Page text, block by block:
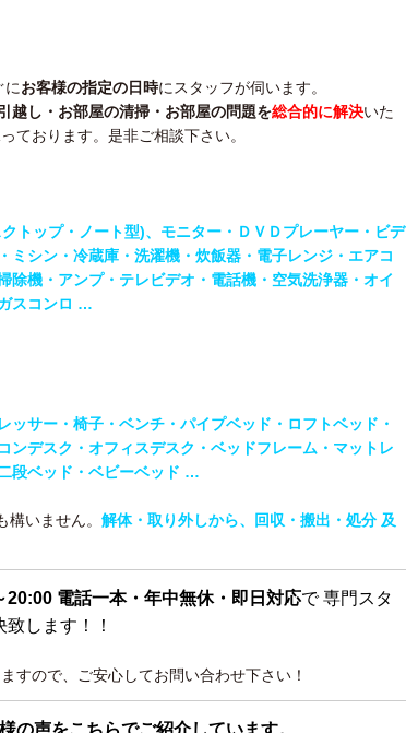
にお客様の指定の日時にスタッフが伺います。
越し・ お部屋の清掃・ お部屋の問題を総合的に解決いた
ております。是非ご相談下さい。
トップ・ノート型)、モニター・ ＤＶＤプレーヤー・ビデ
ミシン・ 冷蔵庫・洗濯機・炊飯器・電子レンジ・エアコ
除機・アンプ・テレビデオ・電話機・ 空気洗浄器・オイ
スコンロ …
ッサー・椅子・ベンチ・パイプベッド・ロフトベッド・
ンデスク・オフィスデスク・ベッドフレーム・マットレ
段ベッド・ ベビーベッド …
いません。 解体・取り外しから、回収・搬出・処分 及
20:00 電話一本・年中無休・即日対応で 専門スタ
します！！
すので、ご安心してお問い合わせ下さい！
の声をこちらでご紹介しています。